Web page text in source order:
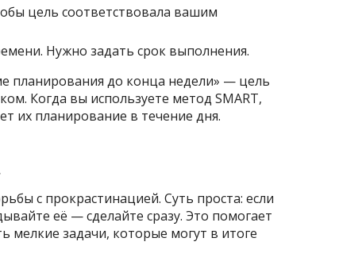
цель соответствовала вашим
Нужно задать срок выполнения.
планирования до конца недели» — цель
Когда вы используете метод SMART,
их планирование в течение дня.
с прокрастинацией. Суть проста: если
её — сделайте сразу. Это помогает
мелкие задачи, которые могут в итоге